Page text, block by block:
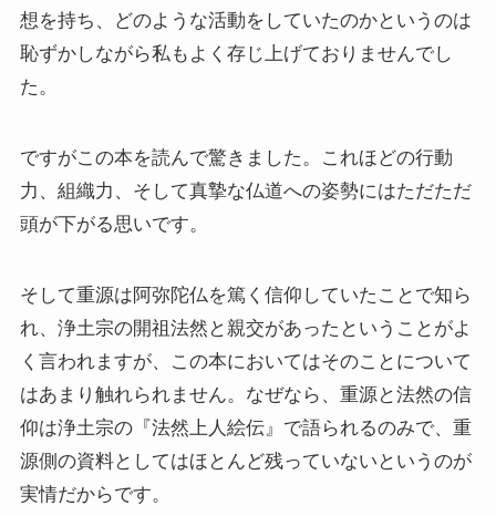
『ローマ旅行記』～劇場都市ローマの魅力とベルニ
レーニン・スターリン時代のソ連の歴史
スターリンとヒトラーの虐殺・ホロコースト
冷戦世界の歴史・思想・文学に学ぶ
現代ロシアとロシア・ウクライナ戦争
ボスニア紛争とルワンダ虐殺の悲劇～冷戦後の国際
紛争
想を持ち、どのような活動をしていたのかというのは
恥ずかしながら私もよく存じ上げておりませんでし
た。
ですがこの本を読んで驚きました。これほどの行動
力、組織力、そして真摯な仏道への姿勢にはただただ
頭が下がる思いです。
そして重源は阿弥陀仏を篤く信仰していたことで知ら
れ、浄土宗の開祖法然と親交があったということがよ
く言われますが、この本においてはそのことについて
はあまり触れられません。なぜなら、重源と法然の信
仰は浄土宗の『法然上人絵伝』で語られるのみで、重
源側の資料としてはほとんど残っていないというのが
実情だからです。